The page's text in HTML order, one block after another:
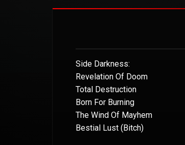
Side Darkness:
Revelation Of Doom
Total Destruction
Born For Burning
The Wind Of Mayhem
Bestial Lust (Bitch)